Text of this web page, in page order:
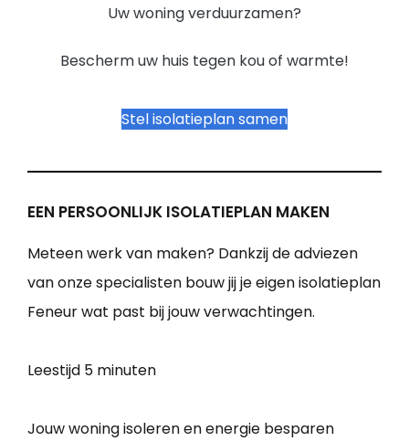
Uw woning verduurzamen?
Bescherm uw huis tegen kou of warmte!
Stel isolatieplan samen
EEN PERSOONLIJK ISOLATIEPLAN MAKEN
Meteen werk van maken? Dankzij de adviezen
van onze specialisten bouw jij je eigen isolatieplan
Feneur wat past bij jouw verwachtingen.
Leestijd 5 minuten
Jouw woning isoleren en energie besparen